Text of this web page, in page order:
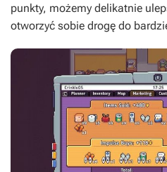
punkty, możemy delikatnie
otworzyć sobie drogę do